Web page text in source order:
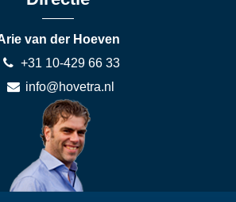
van der Hoeven
+31 10-429 66 33
info@hovetra.nl